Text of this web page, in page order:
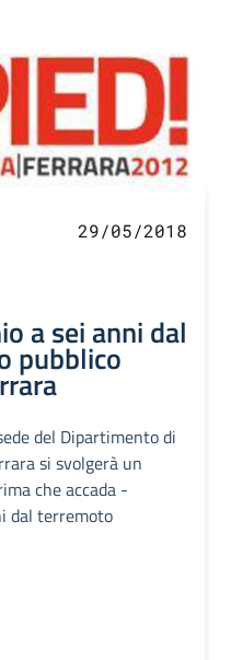
29/05/2018
a sei anni dal
pubblico
del Dipartimento di
si svolgerà un
che accada -
dal terremoto